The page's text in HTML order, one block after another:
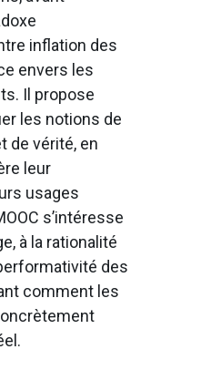
inflation des
envers les
Il propose
les notions de
de vérité, en
leur
usages
s’intéresse
à la rationalité
des
comment les